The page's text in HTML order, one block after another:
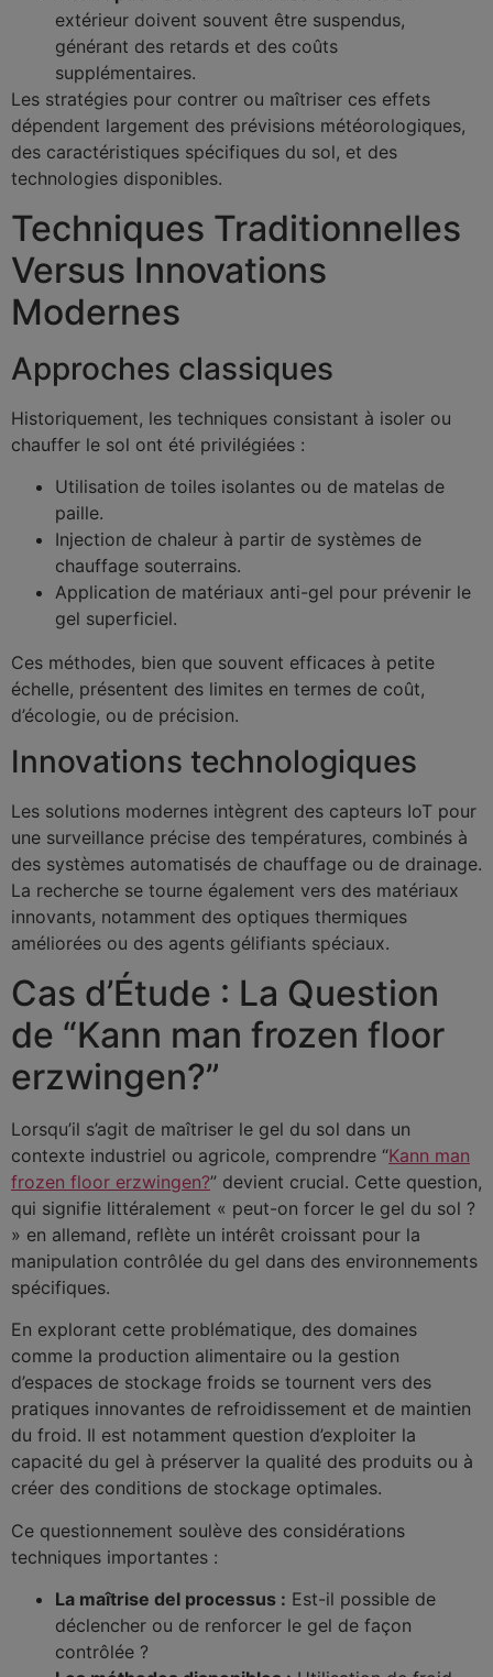
extérieur doivent souvent être suspendus,
générant des retards et des coûts
supplémentaires.
Les stratégies pour contrer ou maîtriser ces effets
dépendent largement des prévisions météorologiques,
des caractéristiques spécifiques du sol, et des
technologies disponibles.
Techniques Traditionnelles
Versus Innovations
Modernes
Approches classiques
Historiquement, les techniques consistant à isoler ou
chauffer le sol ont été privilégiées :
Utilisation de toiles isolantes ou de matelas de
paille.
Injection de chaleur à partir de systèmes de
chauffage souterrains.
Application de matériaux anti-gel pour prévenir le
gel superficiel.
Ces méthodes, bien que souvent efficaces à petite
échelle, présentent des limites en termes de coût,
d’écologie, ou de précision.
Innovations technologiques
Les solutions modernes intègrent des capteurs IoT pour
une surveillance précise des températures, combinés à
des systèmes automatisés de chauffage ou de drainage.
La recherche se tourne également vers des matériaux
innovants, notamment des optiques thermiques
améliorées ou des agents gélifiants spéciaux.
Cas d’Étude : La Question
de “Kann man frozen floor
erzwingen?”
Lorsqu’il s’agit de maîtriser le gel du sol dans un
contexte industriel ou agricole, comprendre “Kann man
frozen floor erzwingen?” devient crucial. Cette question,
qui signifie littéralement « peut-on forcer le gel du sol ?
» en allemand, reflète un intérêt croissant pour la
manipulation contrôlée du gel dans des environnements
spécifiques.
En explorant cette problématique, des domaines
comme la production alimentaire ou la gestion
d’espaces de stockage froids se tournent vers des
pratiques innovantes de refroidissement et de maintien
du froid. Il est notamment question d’exploiter la
capacité du gel à préserver la qualité des produits ou à
créer des conditions de stockage optimales.
Ce questionnement soulève des considérations
techniques importantes :
La maîtrise del processus : Est-il possible de
déclencher ou de renforcer le gel de façon
contrôlée ?